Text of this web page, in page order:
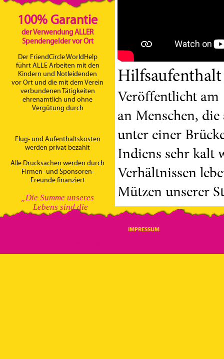
100% Garantie
der Verwendung ALLER
Spendengelder vor Ort
Der FriendCircle WorldHelp
führt ALLE Arbeiten mit den
Kindern und Notleidenden
vor Ort und die mit dem Verein
verbundenen Tätigkeiten
ehrenamtlich und ohne
Vergütung durch
Flug- und Aufenthaltskosten
werden privat bezahlt
Alle Drucksachen werden durch
Firmen- und Sponsoren-
Freunde finanziert
„Die Summe unseres
Lebens sind die
Stunden, in denen
Veröffentlicht am
an Menschen,
unter einer
Indiens sehr kalt
Verhältnissen
Mützen unserer
IMPRESSUM